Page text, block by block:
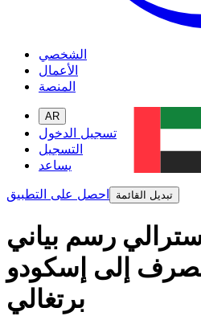
الشخصي
الأعمال
المنصة
AR
تسجيل الدخول
التسجيل
يساعد
احصل على التطبيق
تبديل القائمة
رسم بياني
إلى إسكودو
برتغالي